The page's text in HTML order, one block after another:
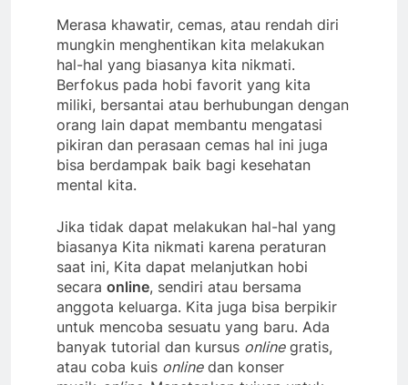
Merasa khawatir, cemas, atau rendah diri
mungkin menghentikan kita melakukan
hal-hal yang biasanya kita nikmati.
Berfokus pada hobi favorit yang kita
miliki, bersantai atau berhubungan dengan
orang lain dapat membantu mengatasi
pikiran dan perasaan cemas hal ini juga
bisa berdampak baik bagi kesehatan
mental kita.
Jika tidak dapat melakukan hal-hal yang
biasanya Kita nikmati karena peraturan
saat ini, Kita dapat melanjutkan hobi
secara online, sendiri atau bersama
anggota keluarga. Kita juga bisa berpikir
untuk mencoba sesuatu yang baru. Ada
banyak tutorial dan kursus onlinegratis,
atau coba kuis onlinedan konser